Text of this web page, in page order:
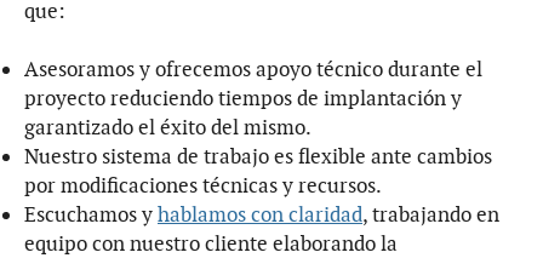
que:
Asesoramos y ofrecemos apoyo técnico durante el
proyecto reduciendo tiempos de implantación y
garantizado el éxito del mismo.
Nuestro sistema de trabajo es flexible ante cambios
por modificaciones técnicas y recursos.
Escuchamos yhablamos con claridad, trabajando en
equipo con nuestro cliente elaborando la